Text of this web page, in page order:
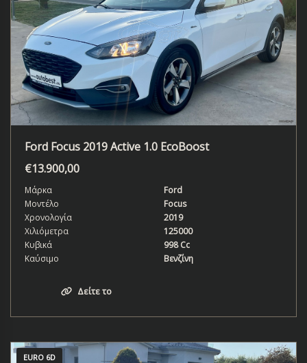
Ford Focus 2019 Active 1.0 EcoBoost
€13.900,00
Μάρκα
Ford
Μοντέλο
Focus
Χρονολογία
2019
Χιλιόμετρα
125000
Κυβικά
998 Cc
Καύσιμο
Βενζίνη
Δείτε το
EURO 6D